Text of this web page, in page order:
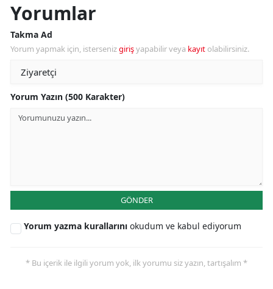
Yorumlar
Takma Ad
Yorum yapmak için, istersenizgirişyapabilir veya kayıt olabilirsiniz.
Yorum Yazın (500 Karakter)
GÖNDER
Yorum yazma kurallarını okudum ve kabul ediyorum
* Bu içerik ile ilgili yorum yok, ilk yorumu siz yazın, tartışalım *